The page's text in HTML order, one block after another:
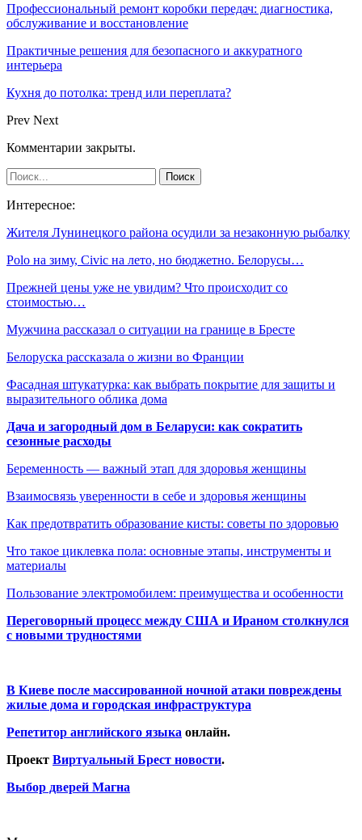
Профессиональный ремонт коробки передач: диагностика,
обслуживание и восстановление
Практичные решения для безопасного и аккуратного
интерьера
Кухня до потолка: тренд или переплата?
Prev Next
Комментарии закрыты.
Интересное:
Жителя Лунинецкого района осудили за незаконную рыбалку
Polo на зиму, Civic на лето, но бюджетно. Белорусы…
Прежней цены уже не увидим? Что происходит со
стоимостью…
Мужчина рассказал о ситуации на границе в Бресте
Белоруска рассказала о жизни во Франции
Фасадная штукатурка: как выбрать покрытие для защиты и
выразительного облика дома
Дача и загородный дом в Беларуси: как сократить
сезонные расходы
Беременность — важный этап для здоровья женщины
Взаимосвязь уверенности в себе и здоровья женщины
Как предотвратить образование кисты: советы по здоровью
Что такое циклевка пола: основные этапы, инструменты и
материалы
Пользование электромобилем: преимущества и особенности
Переговорный процесс между США и Ираном столкнулся
с новыми трудностями
В Киеве после массированной ночной атаки повреждены
жилые дома и городская инфраструктура
Репетитор английского языка онлайн.
Проект Виртуальный Брест новости.
Выбор дверей Магна